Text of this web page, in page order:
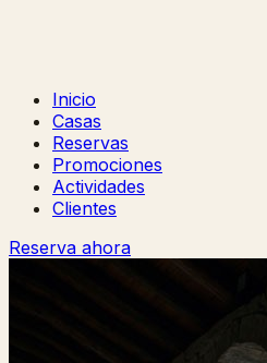
Inicio
Casas
Reservas
Promociones
Actividades
Clientes
Reserva ahora